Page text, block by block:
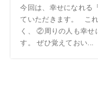
今回は、幸せになれる
ていただきます。 こ
く、 ②周りの人も幸せ
す。 ぜひ覚えておい...